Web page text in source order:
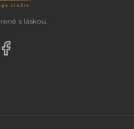
s láskou.